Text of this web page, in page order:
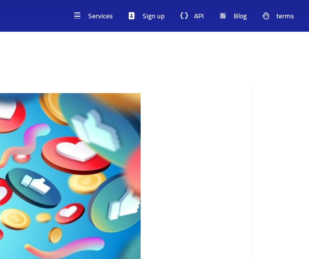
Services Sign up API Blog terms